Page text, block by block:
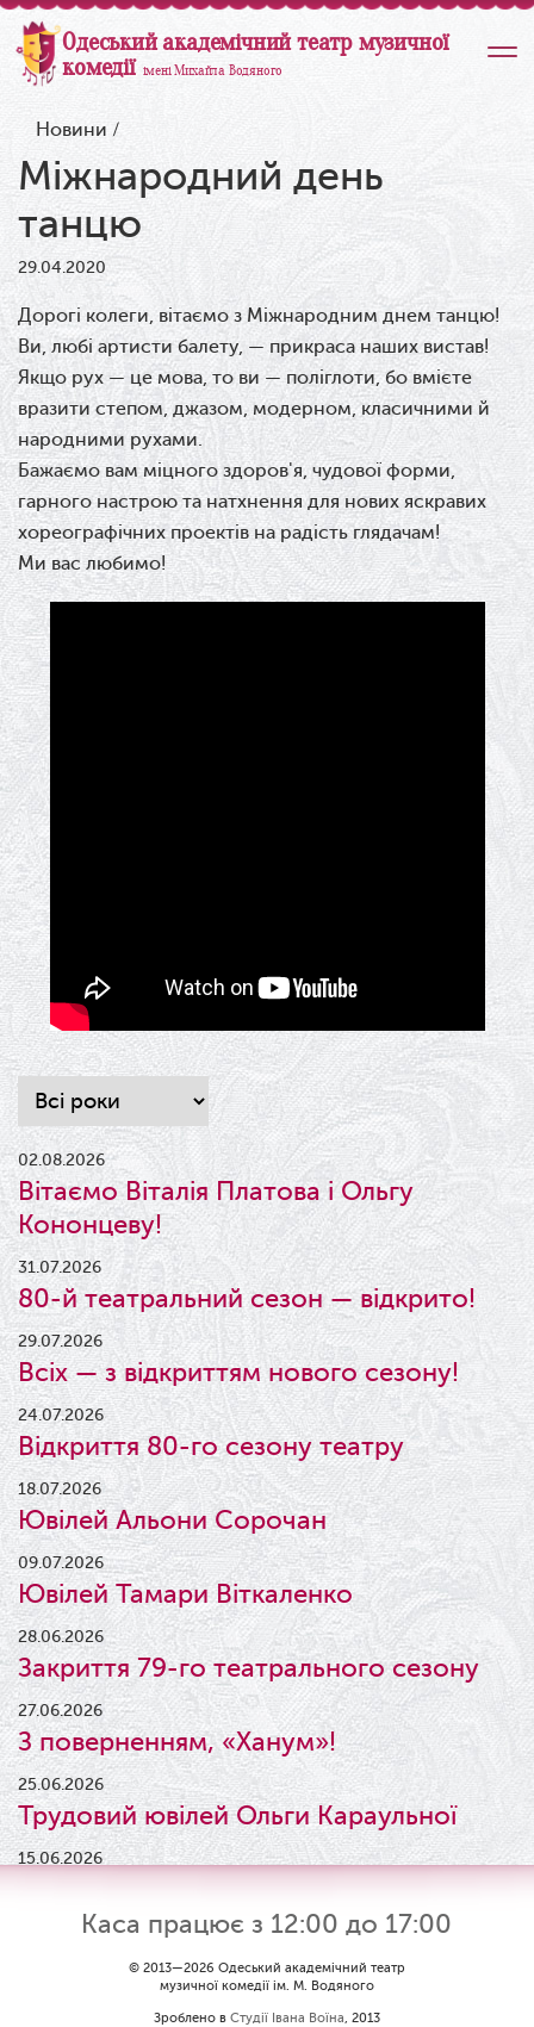
Одеський академічний театр музичної
комедії імені Михайла Водяного
Новини /
Міжнародний день
танцю
29.04.2020
Дорогі колеги, вітаємо з Міжнародним днем танцю!
Ви, любі артисти балету, — прикраса наших вистав!
Якщо рух — це мова, то ви — поліглоти, бо вмієте
вразити степом, джазом, модерном, класичними й
народними рухами.
Бажаємо вам міцного здоров'я, чудової форми,
гарного настрою та натхнення для нових яскравих
хореографічних проектів на радість глядачам!
Ми вас любимо!
02.08.2026
Вітаємо Віталія Платова і Ольгу
Кононцеву!
31.07.2026
80-й театральний сезон — відкрито!
29.07.2026
Всіх — з відкриттям нового сезону!
24.07.2026
Відкриття 80-го сезону театру
18.07.2026
Ювілей Альони Сорочан
09.07.2026
Ювілей Тамари Віткаленко
28.06.2026
Закриття 79-го театрального сезону
27.06.2026
З поверненням, «Ханум»!
25.06.2026
Трудовий ювілей Ольги Караульної
15.06.2026
Результати конкурсу
09.06.2026
Вітаємо Ірину Візіренко з
народженням дівчинки!
Каса працює з 12:00 до 17:00
© 2013—2026 Одеський академічний театр
музичної комедії ім. М. Водяного
Зроблено в Студії Івана Воїна, 2013